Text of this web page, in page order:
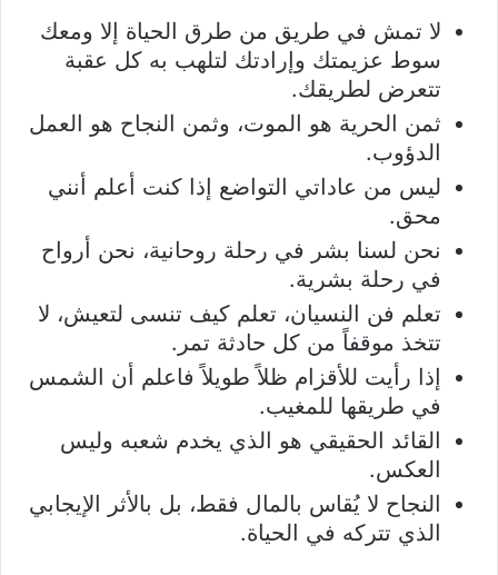
لا تمش في طريق من طرق الحياة إلا ومعك
سوط عزيمتك وإرادتك لتلهب به كل عقبة
تتعرض لطريقك.
ثمن الحرية هو الموت، وثمن النجاح هو العمل
الدؤوب.
ليس من عاداتي التواضع إذا كنت أعلم أنني
محق.
نحن لسنا بشر في رحلة روحانية، نحن أرواح
في رحلة بشرية.
تعلم فن النسيان، تعلم كيف تنسى لتعيش، لا
تتخذ موقفاً من كل حادثة تمر.
إذا رأيت للأقزام ظلاً طويلاً فاعلم أن الشمس
في طريقها للمغيب.
القائد الحقيقي هو الذي يخدم شعبه وليس
العكس.
النجاح لا يُقاس بالمال فقط، بل بالأثر الإيجابي
الذي تتركه في الحياة.